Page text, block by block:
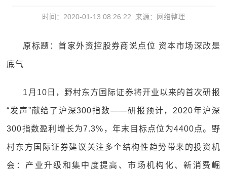
时间：2020-01-13 08:26:22 来源：网络整理
原标题：首家外资控股券商说点位 资本市场深改是
底气
1月10日，野村东方国际证券将开业以来的首次研报
“发声”献给了沪深300指数——研报预计，2020年沪深
300指数盈利增长为7.3%，年末目标点位为4400点。野
村东方国际证券建议关注多个结构性趋势带来的投资机
会：产业升级和集中度提高、市场机构化、新消费崛